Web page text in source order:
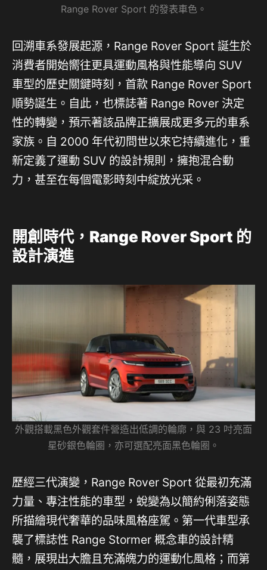
Range Rover Sport 的發表車色。
回溯車系發展起源，Range Rover Sport 誕生於
消費者開始嚮往更具運動風格與性能導向 SUV
車型的歷史關鍵時刻，首款 Range Rover Sport
順勢誕生。自此，也標誌著 Range Rover 決定
性的轉變，預示著該品牌正擴展成更多元的車系
家族。自 2000 年代初問世以來它持續進化，重
新定義了運動 SUV 的設計規則，擁抱混合動
力，甚至在每個電影時刻中綻放光采。
開創時代， Range Rover Sport 的
設計演進
外觀搭載黑色外觀套件營造出低調的輪廓，與 23 吋亮面
星砂銀色輪圈，亦可選配亮面黑色輪圈。
歷經三代演變，Range Rover Sport 從最初充滿
力量、專注性能的車型，蛻變為以簡約俐落姿態
所描繪現代奢華的品味風格座駕。第一代車型承
襲了標誌性 Range Stormer 概念車的設計精
髓，展現出大膽且充滿魄力的運動化風格；而第